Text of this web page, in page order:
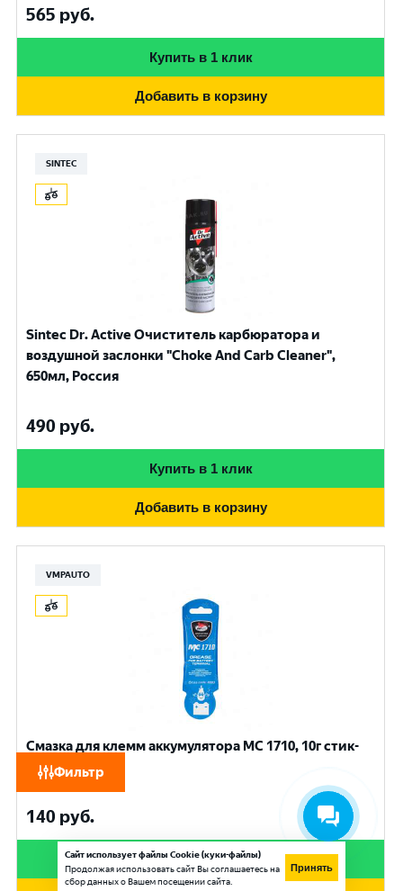
Фильтр
565 руб.
Купить в 1 клик
Добавить в корзину
SINTEC
Sintec Dr. Active Очиститель карбюратора и
воздушной заслонки "Choke And Carb Cleaner",
650мл, Россия
490 руб.
Купить в 1 клик
Добавить в корзину
VMPAUTO
Смазка для клемм аккумулятора МС 1710, 10г стик-
пакет
140 руб.
Купить в 1 клик
Сайт использует файлы Cookie (куки-файлы)
Продолжая использовать сайт Вы соглашаетесь на
сбор данных о Вашем посещении сайта.
Принять